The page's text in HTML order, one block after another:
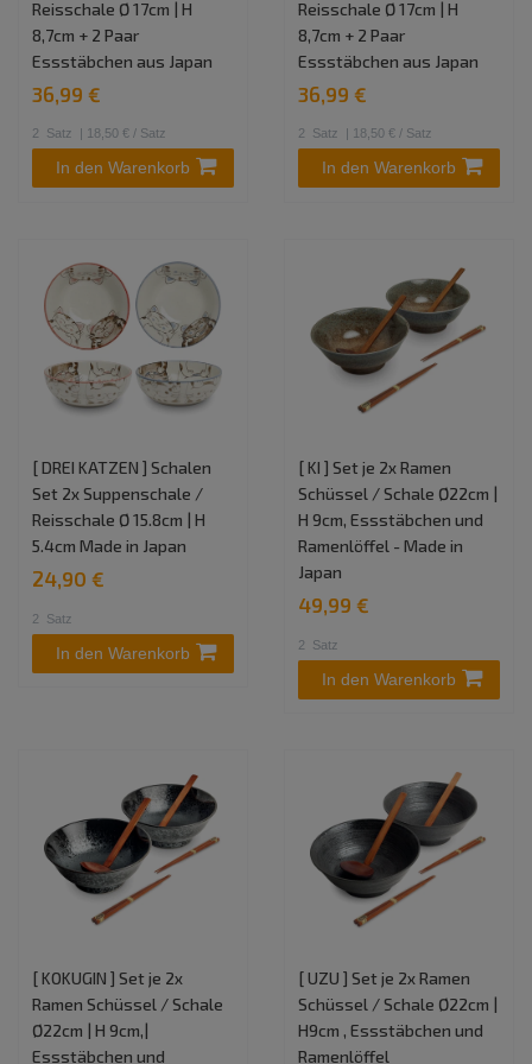
Reisschale Ø 17cm | H
8,7cm + 2 Paar
Essstäbchen aus Japan
36,99 €
2 Satz | 18,50 € / Satz
In den Warenkorb
Reisschale Ø 17cm | H
8,7cm + 2 Paar
Essstäbchen aus Japan
36,99 €
2 Satz | 18,50 € / Satz
In den Warenkorb
[ DREI KATZEN ] Schalen
Set 2x Suppenschale /
Reisschale Ø 15.8cm | H
5.4cm Made in Japan
24,90 €
2 Satz
In den Warenkorb
[ KI ] Set je 2x Ramen
Schüssel / Schale Ø22cm |
H 9cm, Essstäbchen und
Ramenlöffel - Made in
Japan
49,99 €
2 Satz
In den Warenkorb
[ KOKUGIN ] Set je 2x
Ramen Schüssel / Schale
Ø22cm | H 9cm,|
Essstäbchen und
[ UZU ] Set je 2x Ramen
Schüssel / Schale Ø22cm |
H9cm , Essstäbchen und
Ramenlöffel